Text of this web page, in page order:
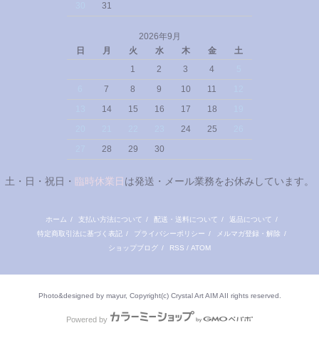
31
2026年9月
日
月 火 水 木 金
土
1
2 3 4
7 8 9 10 11
14 15 16 17 18
24 25
28 29 30
土・日・祝日・ 臨時休業日 は発送・メール業務をお休みしています。
ホーム / 支払い方法について / 配送・送料について / 返品について /
特定商取引法に基づく表記 / プライバシーポリシー / メルマガ登録・解除 /
ショップブログ / RSS / ATOM
Photo&designed by mayur, Copyright(c) Crystal Art AIM AII rights reserved.
Powered by